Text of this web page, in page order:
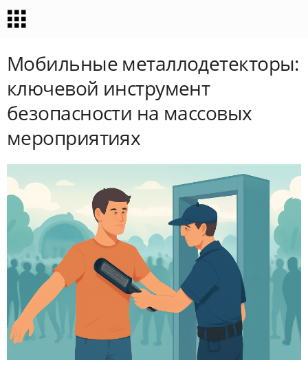
Мобильные металлодетекторы:
ключевой инструмент
безопасности на массовых
мероприятиях